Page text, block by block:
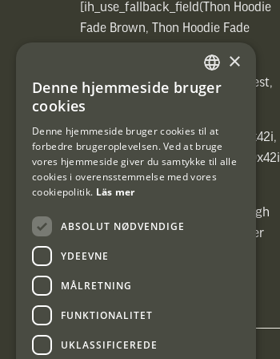
[ih_use_fallback_field(Thon Hoodie
Fade Brown, Thon Hoodie Fade
[ih_use_fallback_field(Heated vest,
Heated vest)]
[ih_use_fallback_field(C6 1,7-10x42i,
6ggr förstoringsväxel!, C6 1,7-10x42i,
6ggr förstoringsväxel!)]
[ih_use_fallback_field(Carrier High
Energy Professional 15kg, Carrier
High Energy Professional 15kg)]
SWEDISH
×
Denne hjemmeside bruger
cookies
Denne hjemmeside bruger cookies til at
forbedre brugeroplevelsen. Ved at bruge
vores hjemmeside giver du samtykke til alle
cookies i overensstemmelse med vores
cookiepolitik. Läs mer
ABSOLUT NØDVENDIGE
YDEEVNE
MÅLRETNING
FUNKTIONALITET
UKLASSIFICEREDE